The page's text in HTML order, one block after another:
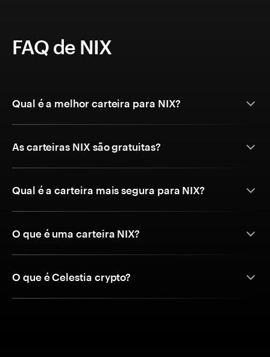
FAQ de NIX
Qual é a melhor carteira para NIX?
As carteiras NIX são gratuitas?
Qual é a carteira mais segura para NIX?
O que é uma carteira NIX?
O que é Celestia crypto?